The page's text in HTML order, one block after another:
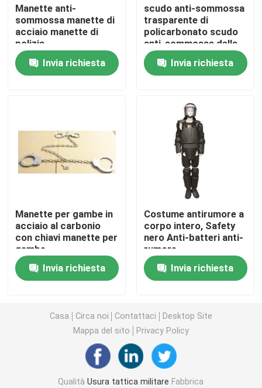
Notizie
Chiedi un preventivo
Giubbotto antiproiettile tattico militare
Casco balistico tattico
Attrezzatura a prova di proiettile
Zaino tattico militare
Stivali tattici di combattimento
Maglia tattica di combattimento
Manette anti-
sommossa manette di
acciaio manette di
polizia
Invia richiesta
scudo anti-sommossa
trasparente di
policarbonato scudo
anti-sommossa della
polizia
Invia richiesta
Manette per gambe in
acciaio al carbonio
con chiavi manette per
gambe
Invia richiesta
Costume antirumore a
corpo intero, Safety
nero Anti-batteri anti-
rumore.
Invia richiesta
Casa Circa noi Contattaci
Desktop Site
Mappa del sito
Privacy Policy
QualitàUsura tattica militare Fabbrica